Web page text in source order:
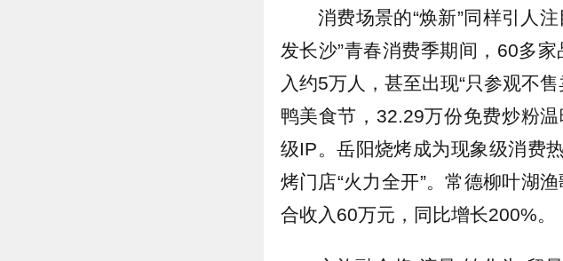
消费场景的“焕新”同样引人
发长沙”青春消费季期间，60多
入约5万人，甚至出现“只参观不
鸭美食节，32.29万份免费炒粉
级IP。岳阳烧烤成为现象级消费
烤门店“火力全开”。常德柳叶湖
合收入60万元，同比增长200%。